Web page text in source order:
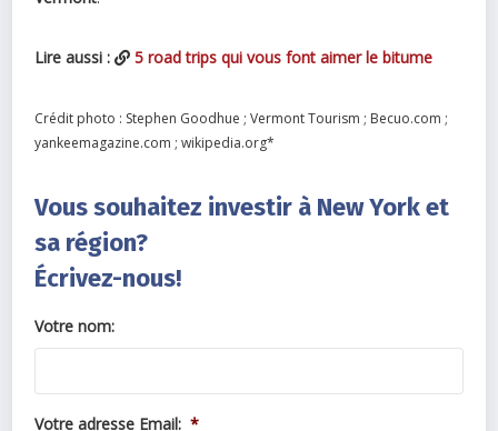
Lire aussi : 5 road trips qui vous font aimer le bitume
Crédit photo : Stephen Goodhue ; Vermont Tourism ; Becuo.com ;
yankeemagazine.com ; wikipedia.org*
Vous souhaitez investir à New York et
sa région?
Écrivez-nous!
Votre nom:
Votre adresse Email: *